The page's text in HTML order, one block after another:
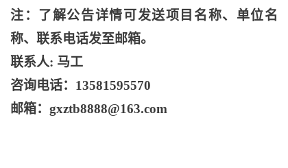
注：了解公告详情可发送项目名称、单位名
称、联系电话发至邮箱。
联系人: 马工
咨询电话： 13581595570
邮箱： gxztb8888@163.com